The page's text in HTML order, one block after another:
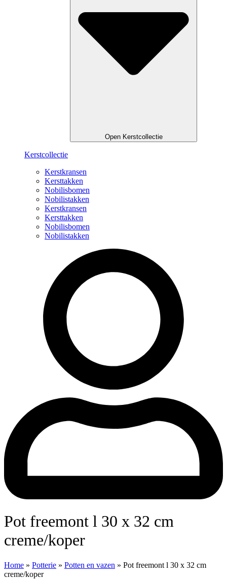
Open Kerstcollectie
Kerstcollectie
Kerstkransen
Kersttakken
Nobilisbomen
Nobilistakken
Kerstkransen
Kersttakken
Nobilisbomen
Nobilistakken
Pot freemont l 30 x 32 cm
creme/koper
Home » Potterie » Potten en vazen » Pot freemont l 30 x 32 cm
creme/koper